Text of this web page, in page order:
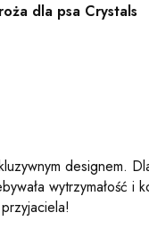
dla psa Crystals
designem.
wytrzymałość i